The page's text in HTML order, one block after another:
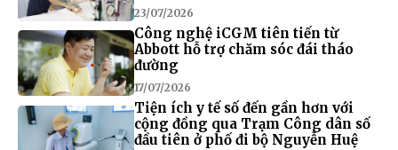
23/07/2026
Công nghệ iCGM tiên tiến từ
Abbott hỗ trợ chăm sóc đái tháo
đường
17/07/2026
Tiện ích y tế số đến gần hơn với
cộng đồng qua Trạm Công dân số
đầu tiên ở phố đi bộ Nguyễn Huệ